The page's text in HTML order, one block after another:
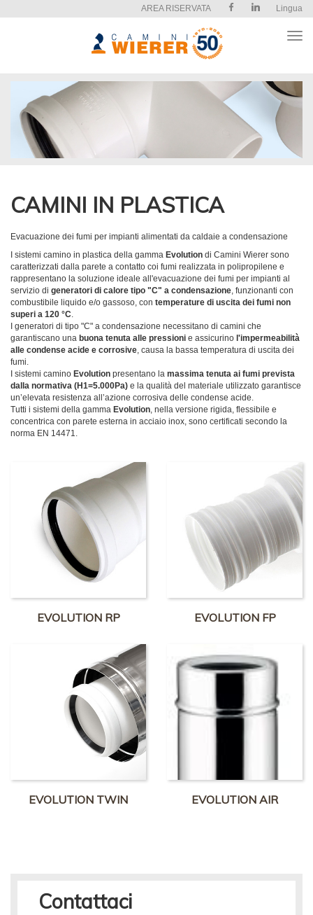
AREA RISERVATA Lingua
Apri
CAMINI IN PLASTICA
Evacuazione dei fumi per impianti alimentati da caldaie a condensazione
I sistemi camino in plastica della gamma Evolution di Camini Wierer sono
caratterizzati dalla parete a contatto coi fumi realizzata in polipropilene e
rappresentano la soluzione ideale all'evacuazione dei fumi per impianti al
servizio di generatori di calore tipo "C" a condensazione , funzionanti con
combustibile liquido e/o gassoso, con temperature di uscita dei fumi non
superi a 120 °C
I generatori di tipo "C" a condensazione necessitano di camini che
garantiscano una buona tenuta alle pressioni e assicurino l'impermeabilità
alle condense acide e corrosive , causa la bassa temperatura di uscita dei
fumi.
I sistemi camino Evolution presentano la massima tenuta ai fumi prevista
dalla normativa (H1=5.000Pa) e la qualità del materiale utilizzato garantisce
un’elevata resistenza all’azione corrosiva delle condense acide.
Tutti i sistemi della gamma Evolution , nella versione rigida, flessibile e
concentrica con parete esterna in acciaio inox, sono certificati secondo la
norma EN 14471.
EVOLUTION RP EVOLUTION FP
EVOLUTION TWIN EVOLUTION AIR
Contattaci